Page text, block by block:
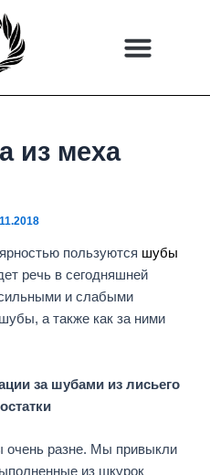
из меха
пользуются шубы
речь в сегодняшней
и слабыми
а также как за ними
за шубами из лисьего
очень разне. Мы привыкли
из шкурок